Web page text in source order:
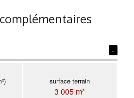
-
surface terrain
3 005 m²